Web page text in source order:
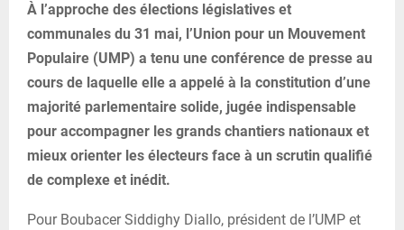
À l’approche des élections législatives et
communales du 31 mai, l’Union pour un Mouvement
Populaire (UMP) a tenu une conférence de presse au
cours de laquelle elle a appelé à la constitution d’une
majorité parlementaire solide, jugée indispensable
pour accompagner les grands chantiers nationaux et
mieux orienter les électeurs face à un scrutin qualifié
de complexe et inédit.
Pour Boubacer Siddighy Diallo, président de l’UMP et